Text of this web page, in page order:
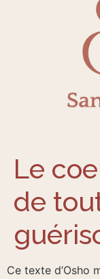
Le
de
Ce texte d’Osho